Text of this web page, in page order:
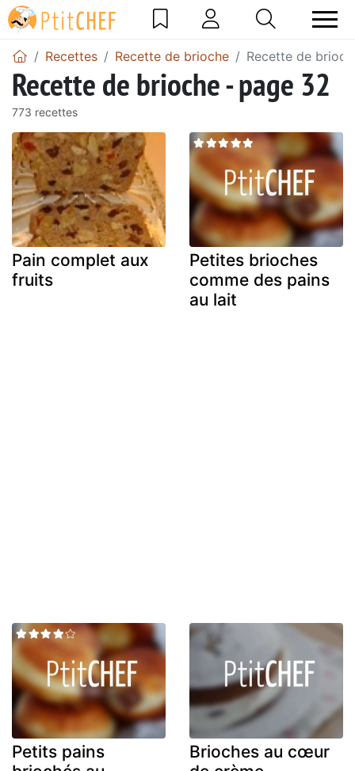
Recettes Recette de brioche Recette de
Recette de brioche - page 32
773 recettes
Pain complet aux
fruits
Petites brioches
comme des pains
au lait
Petits pains
Brioches au cœur